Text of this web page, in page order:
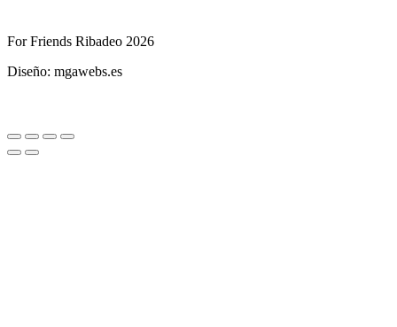
For Friends Ribadeo 2026
Diseño: mgawebs.es